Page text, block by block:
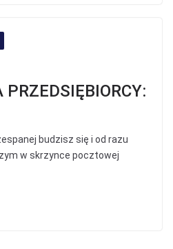
budzisz się i od razu
w skrzynce pocztowej